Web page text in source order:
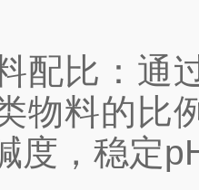
比：通过
物料的比
度，稳定